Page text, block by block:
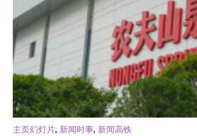
主页幻灯片, 新闻时事, 新闻高铁